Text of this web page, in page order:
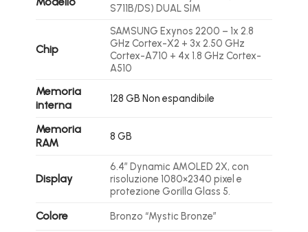
S711B/DS) DUAL SIM
Chip
SAMSUNG Exynos 2200 – 1x 2.8
GHz Cortex-X2 + 3x 2.50 GHz
Cortex-A710 + 4x 1.8 GHz Cortex-
A510
Memoria
interna
128 GB Non espandibile
Memoria
RAM
8 GB
Display
6.4″ Dynamic AMOLED 2X, con
risoluzione 1080×2340 pixel e
protezione Gorilla Glass 5.
Colore Bronzo “Mystic Bronze”